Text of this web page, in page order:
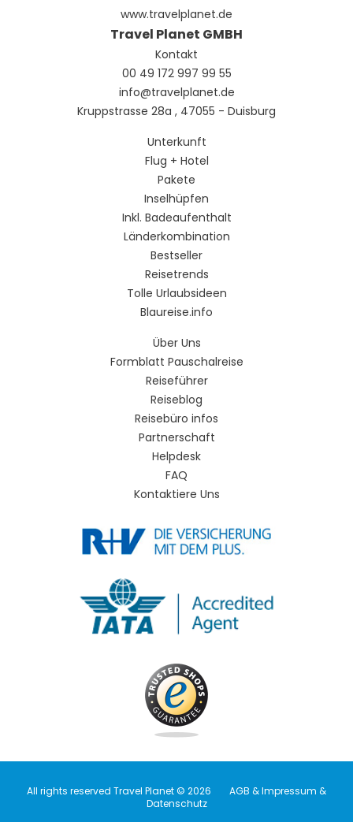
www.travelplanet.de
Travel Planet GMBH
Kontakt
00 49 172 997 99 55
info@travelplanet.de
Kruppstrasse 28a , 47055 - Duisburg
Unterkunft
Flug + Hotel
Pakete
Inselhüpfen
Inkl. Badeaufenthalt
Länderkombination
Bestseller
Reisetrends
Tolle Urlaubsideen
Blaureise.info
Über Uns
Formblatt Pauschalreise
Reiseführer
Reiseblog
Reisebüro infos
Partnerschaft
Helpdesk
FAQ
Kontaktiere Uns
All rights reserved Travel Planet © 2026
AGB & Impressum &
Datenschutz